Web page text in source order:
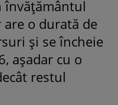
învăţământul
o durată de
şi se încheie
așadar cu o
restul